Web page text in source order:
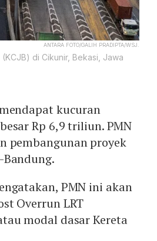
ANTARA FOTO/GALIH PRADIPTA/WSJ.
di Cikunir, Bekasi, Jawa
kucuran
Rp 6,9 triliun. PMN
pembangunan proyek
PMN ini akan
Overrun LRT
modal dasar Kereta